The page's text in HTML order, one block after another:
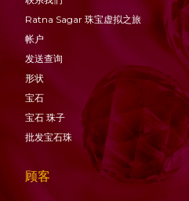
Ratna Sagar 珠宝虚拟之旅
帐户
发送查询
形状
宝石
宝石 珠子
批发宝石珠
顾客